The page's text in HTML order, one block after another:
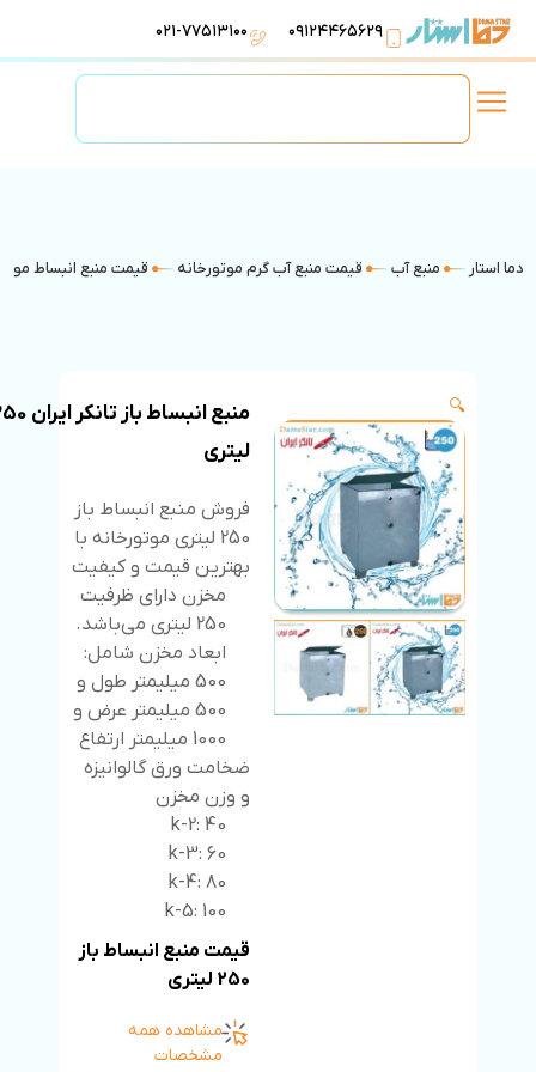
۰۹۱۲۴۴۶۵۶۲۹ ۰۲۱-۷۷۵۱۳۱۰۰
دما استار منبع آب قیمت منبع آب گرم موتورخانه قیمت منبع انبساط
🔍
منبع انبساط باز
لیتری
فروش منبع انبساط باز
250 لیتری موتورخانه با
بهترین قیمت و کیفیت
مخزن دارای ظرفیت
250 لیتری می‌باشد.
ابعاد مخزن شامل:
500 میلیمتر طول و
500 میلیمتر عرض و
1000 میلیمتر ارتفاع
ضخامت ورق گالوانیزه
و وزن مخزن
k-2: 40
k-3: 60
k-4: 80
k-5: 100
قیمت منبع انبساط باز
250 لیتری
مشاهده همه
مشخصات